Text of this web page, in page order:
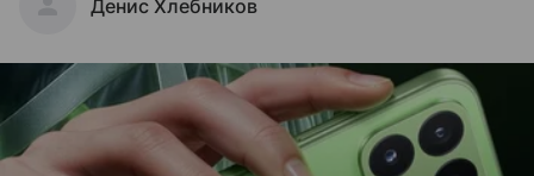
Денис Хлебников